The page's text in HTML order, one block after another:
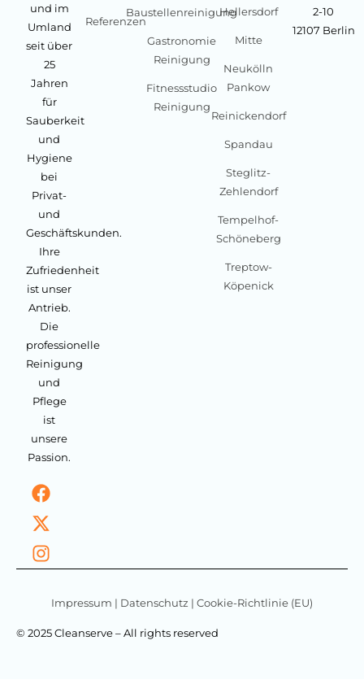
und im
Umland
seit über
25
Jahren
für
Sauberkeit
und
Hygiene
bei
Privat-
und
Geschäftskunden.
Ihre
Zufriedenheit
ist unser
Antrieb.
Die
professionelle
Reinigung
und
Pflege
ist
unsere
Passion.
Referenzen
Baustellenreinigung
Gastronomie
Reinigung
Fitnessstudio
Reinigung
Hellersdorf
Mitte
Neukölln
Pankow
Reinickendorf
Spandau
Steglitz-
Zehlendorf
Tempelhof-
Schöneberg
Treptow-
Köpenick
2-10
12107 Berlin
Impressum | Datenschutz | Cookie-Richtlinie (EU)
© 2025 Cleanserve – All rights reserved